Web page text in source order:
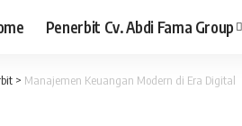
Penerbit Cv. Abdi Fama Group
> Manajemen Keuangan Modern di Era Digital